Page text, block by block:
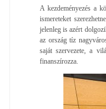
A kezdeményezés a
ismereteket
jelenleg is azért
az ország tíz
saját szervezete, a
finanszírozza.